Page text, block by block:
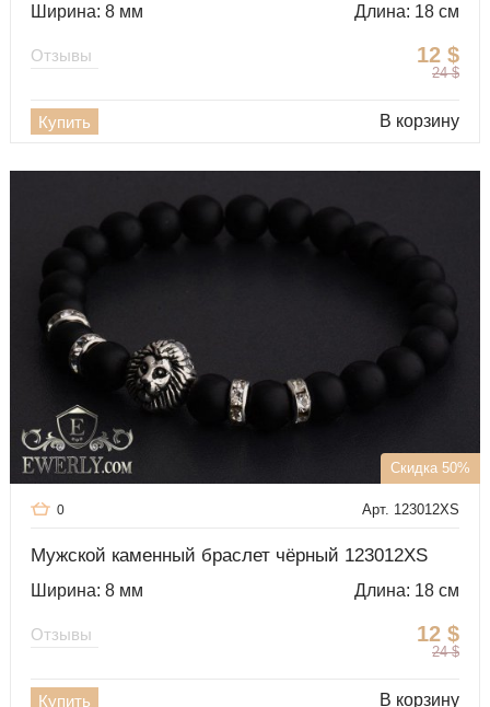
Ширина: 8 мм Длина: 18 см
12 $
24 $
Отзывы
Купить В корзину
Скидка 50%
Арт. 123012XS
0
Мужской каменный браслет чёрный 123012XS
Ширина: 8 мм Длина: 18 см
12 $
24 $
Отзывы
Купить В корзину